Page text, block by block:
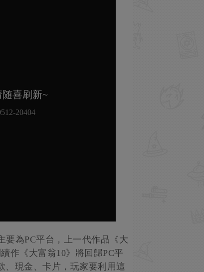
要為PC平台，上一代作品《大
作《大富翁10》將回歸PC平
、現金、卡片，玩家要利用這